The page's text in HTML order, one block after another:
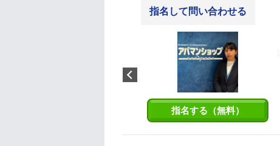
指名して問い合わせる
で一人暮らしをしておりまし
た。 船橋市、習志野市、千葉市
指名する（無料）